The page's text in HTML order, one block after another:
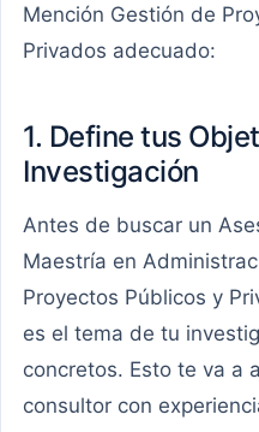
Mención Gestión de
Privados adecuado:
1. Define tus
Investigación
Antes de buscar un
Maestría en
Proyectos Públicos y
es el tema de tu
concretos. Esto te va a
consultor con